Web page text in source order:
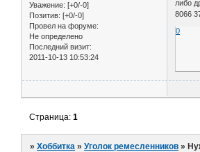
Уважение: [+0/-0]
Позитив: [+0/-0]
Провел на форуме:
Не определено
Последний визит:
2011-10-13 10:53:24
либо
8066
0
Страница:1
»Хоббитка »Уголок ремесленников »